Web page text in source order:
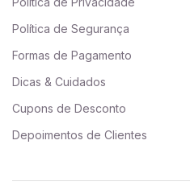
Política de Segurança
Formas de Pagamento
Dicas & Cuidados
Cupons de Desconto
Depoimentos de Clientes